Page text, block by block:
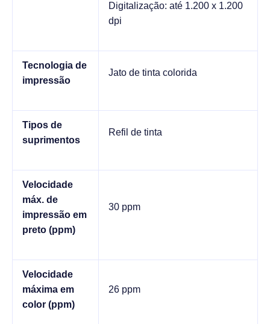
Digitalização: até 1.200 x 1.200
dpi
Tecnologia de
impressão
Jato de tinta colorida
Tipos de
suprimentos
Refil de tinta
Velocidade
máx. de
impressão em
preto (ppm)
30 ppm
Velocidade
máxima em
color (ppm)
26 ppm